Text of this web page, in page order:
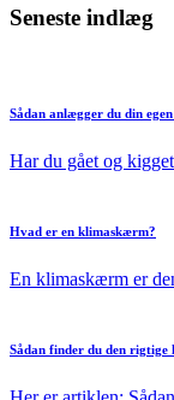
Seneste indlæg
Sådan anlægger du din
Har du gået og
Hvad er en klimaskærm?
En klimaskærm er
Sådan finder du den rigtige